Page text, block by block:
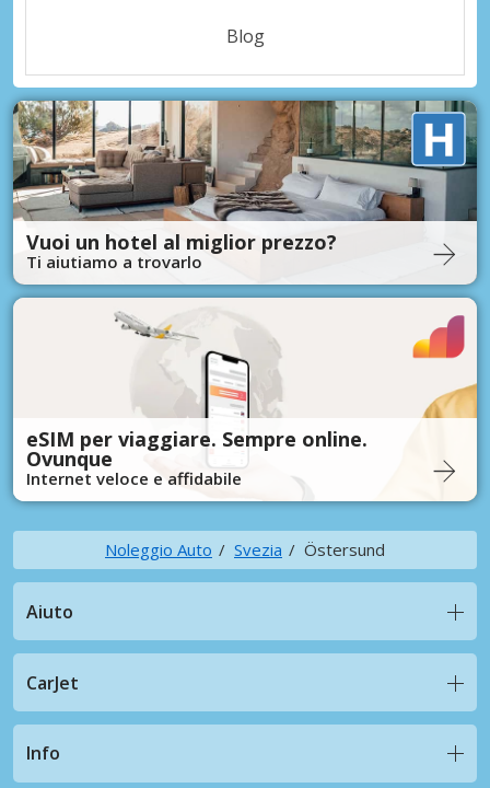
Blog
Vuoi un hotel al miglior prezzo?
Ti aiutiamo a trovarlo
eSIM per viaggiare. Sempre online.
Ovunque
Internet veloce e affidabile
Noleggio Auto Svezia Östersund
Aiuto
CarJet
Info